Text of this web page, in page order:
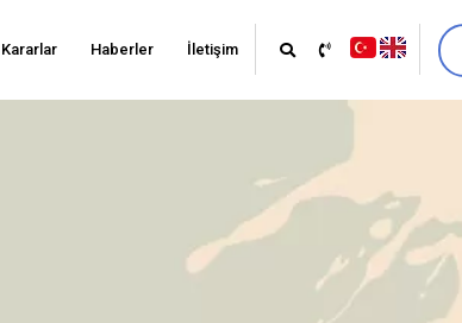
Haberler İletişim